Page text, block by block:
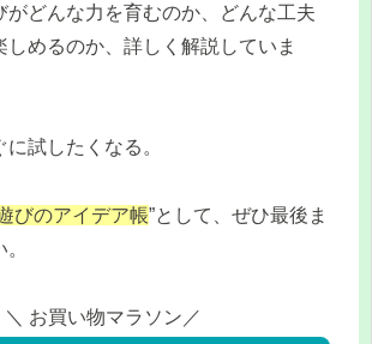
がどんな力を育むのか、どんな工夫
しめるのか、詳しく解説していま
試したくなる。
びのアイデア帳”として、ぜひ最後ま
＼ お買い物マラソン／